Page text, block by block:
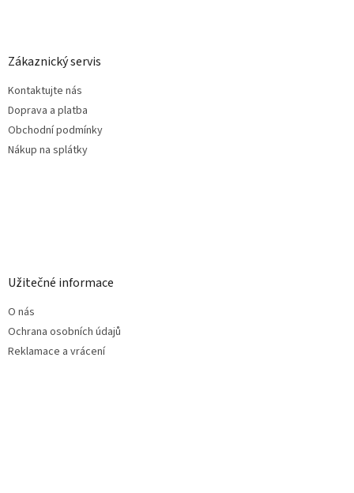
Zákaznický servis
Kontaktujte nás
Doprava a platba
Obchodní podmínky
Nákup na splátky
Užitečné informace
O nás
Ochrana osobních údajů
Reklamace a vrácení